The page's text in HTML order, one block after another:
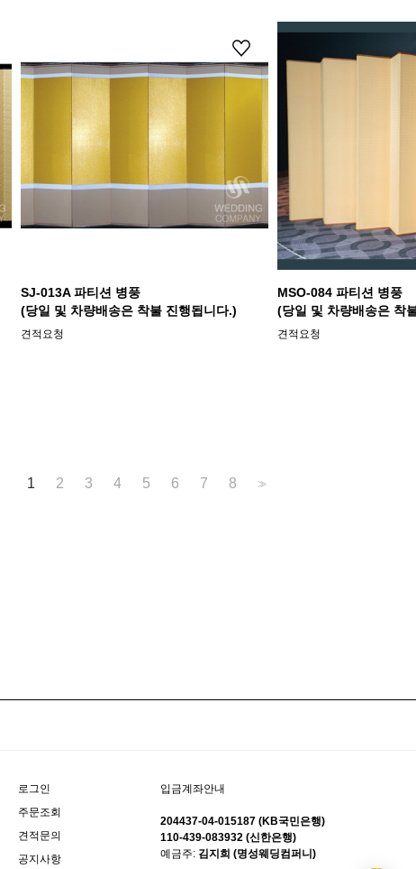
SJ-013A 파티션 병풍
(당일 및 차량배송은 착불 진행됩니다.)
견적요청
MSO-084 파티션 병풍
(당일 및 차량배송은 착
견적요청
1 2 3 4 5 6 7 8 >>
로그인
주문조회
견적문의
공지사항
입금계좌안내
204437-04-015187 (KB국민은행)
110-439-083932 (신한은행)
예금주: 김지희 (명성웨딩컴퍼니)